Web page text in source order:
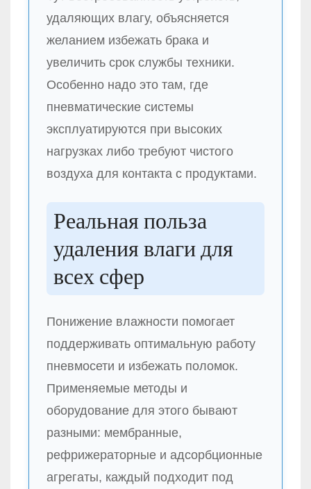
удаляющих влагу, объясняется
желанием избежать брака и
увеличить срок службы техники.
Особенно надо это там, где
пневматические системы
эксплуатируются при высоких
нагрузках либо требуют чистого
воздуха для контакта с продуктами.
Реальная польза
удаления влаги для
всех сфер
Понижение влажности помогает
поддерживать оптимальную работу
пневмосети и избежать поломок.
Применяемые методы и
оборудование для этого бывают
разными: мембранные,
рефрижераторные и адсорбционные
агрегаты, каждый подходит под